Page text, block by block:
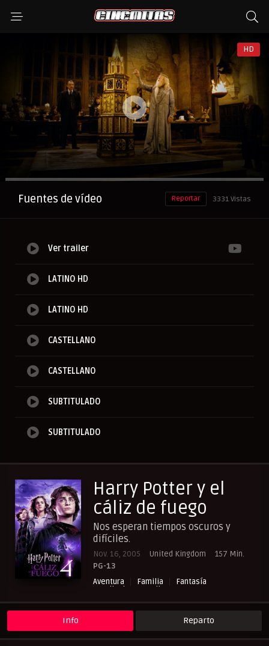
HD
Anuncio
Fuentes de vídeo 3331 Vistas
Reportar
Ver trailer
LATINO HD
LATINO HD
CASTELLANO
CASTELLANO
SUBTITULADO
SUBTITULADO
Harry Potter y el
cáliz de fuego
Nos esperan tiempos oscuros y
difíciles.
Nov. 16, 2005 United Kingdom
157 Min.
PG-13
Aventura
Familia
Fantasía
Peliculas Castellano
Peliculas Subtituladas
RepelisHD.TV
Info Reparto